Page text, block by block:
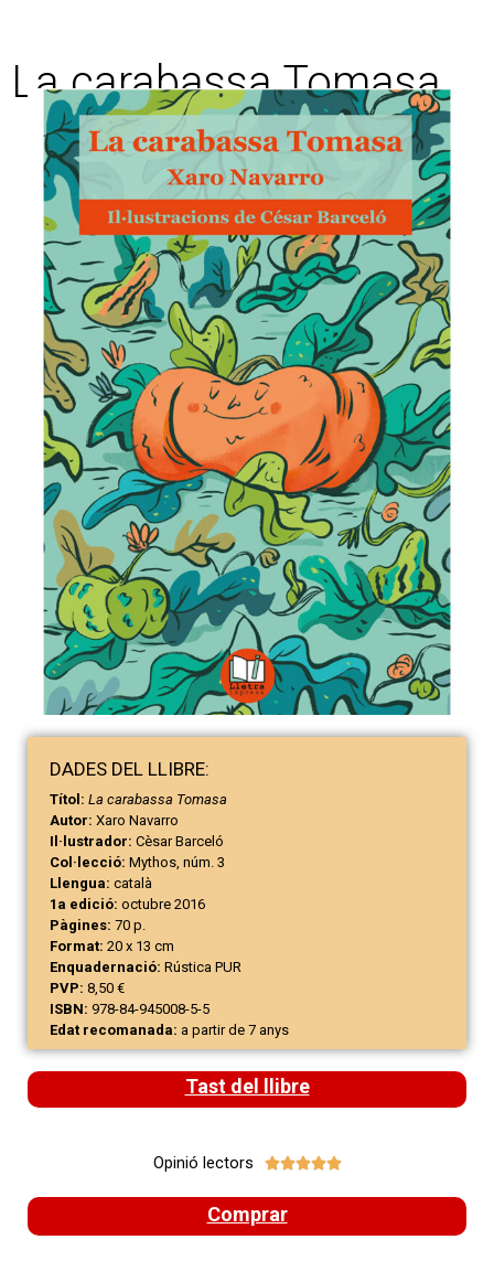
La carabassa Tomasa
DADES DEL LLIBRE:
Títol: La carabassa Tomasa
Autor: Xaro Navarro
Il·lustrador: Cèsar Barceló
Col·lecció: Mythos, núm. 3
Llengua: català
1a edició: octubre 2016
Pàgines: 70 p.
Format: 20 x 13 cm
Enquadernació: Rústica PUR
PVP: 8,50 €
ISBN: 978-84-945008-5-5
Edat recomanada: a partir de 7 anys
Tast del llibre
Opinió lectors 
Comprar